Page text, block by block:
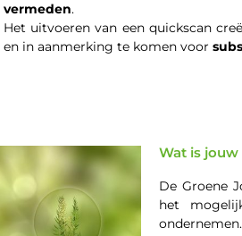
vermeden.
Het uitvoeren van een quickscan
en in aanmerking te komen voor
Wat is jouw
De Groene
het